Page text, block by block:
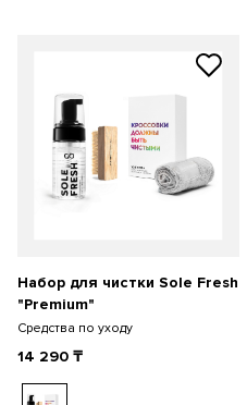
Набор для чистки Sole Fresh
"Premium"
Средства по уходу
14 290 ₸